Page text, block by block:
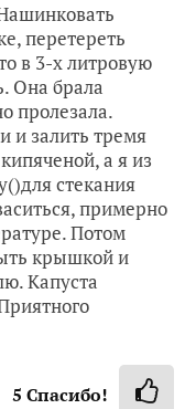
перетереть
в 3-х литровую
Она брала
пролезала.
и залить тремя
а я из
стекания
примерно
Потом
крышкой и
Капуста
5 Спасибо!